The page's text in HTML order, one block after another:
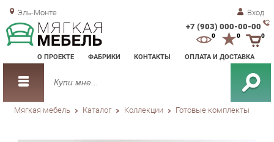
Эль-Монте Вход
+7 (903) 000-00-00
О ПРОЕКТЕ ФАБРИКИ КОНТАКТЫ ОПЛАТА И ДОСТАВКА
0 0
Мягкая мебель Каталог Коллекции Готовые комплекты